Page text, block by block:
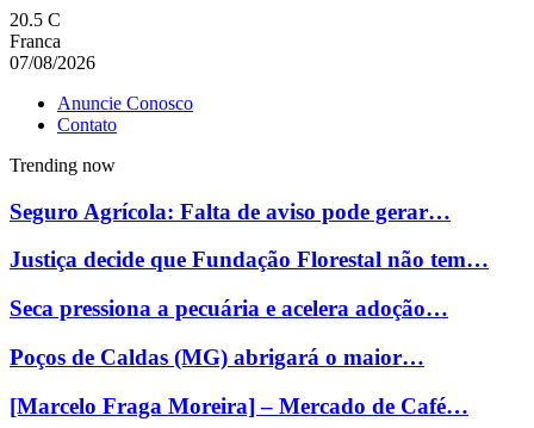
20.5 C
Franca
07/08/2026
Anuncie Conosco
Contato
Trending now
Seguro Agrícola: Falta de aviso pode gerar…
Justiça decide que Fundação Florestal não tem…
Seca pressiona a pecuária e acelera adoção…
Poços de Caldas (MG) abrigará o maior…
[Marcelo Fraga Moreira] – Mercado de Café…